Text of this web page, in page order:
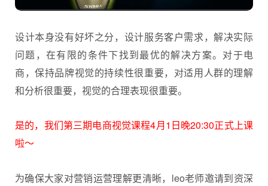
设计本身没有好坏之分，设计服务客户需求，解决实际
问题，在有限的条件下找到最优的解决方案。对于电
商，保持品牌视觉的持续性很重要，对适用人群的理解
和分析很重要，视觉的合理表现很重要。
是的，我们第三期电商视觉课程4月1日晚20:30正式上课
啦～
为确保大家对营销运营理解更清晰，leo老师邀请到资深